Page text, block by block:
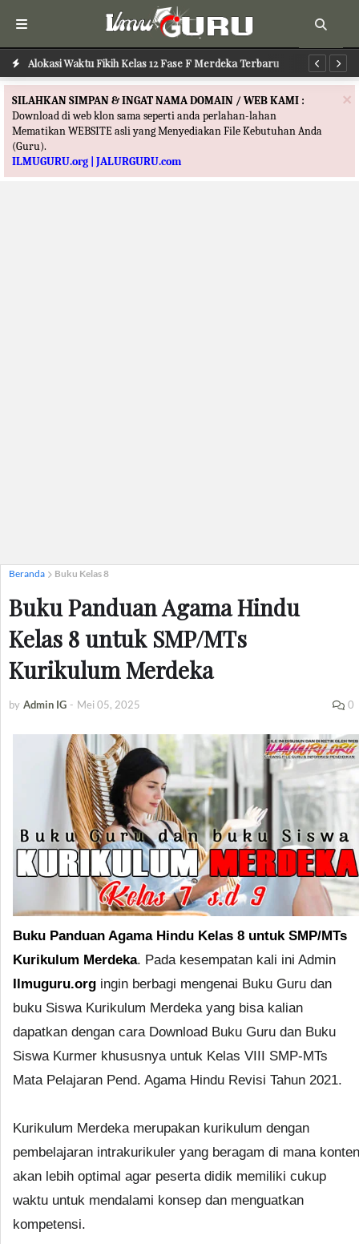
Alokasi Waktu Fikih Kelas 12 Fase F Merdeka Terbaru
×
SILAHKAN SIMPAN & INGAT NAMA DOMAIN / WEB KAMI :
Download di web klon sama seperti anda perlahan-lahan
Mematikan WEBSITE asli yang Menyediakan File Kebutuhan Anda
(Guru).
ILMUGURU.org | JALURGURU.com
Beranda Buku Kelas 8
Buku Panduan Agama Hindu
Kelas 8 untuk SMP/MTs
Kurikulum Merdeka
by Admin IG - Mei 05, 2025 0
Buku Panduan Agama Hindu Kelas 8 untuk SMP/MTs
Kurikulum Merdeka. Pada kesempatan kali ini Admin
Ilmuguru.org ingin berbagi mengenai Buku Guru dan
buku Siswa Kurikulum Merdeka yang bisa kalian
dapatkan dengan cara Download Buku Guru dan Buku
Siswa Kurmer khususnya untuk Kelas VIII SMP-MTs
Mata Pelajaran Pend. Agama Hindu Revisi Tahun 2021.
Kurikulum Merdeka merupakan kurikulum dengan
pembelajaran intrakurikuler yang beragam di mana konten
akan lebih optimal agar peserta didik memiliki cukup
waktu untuk mendalami konsep dan menguatkan
kompetensi.